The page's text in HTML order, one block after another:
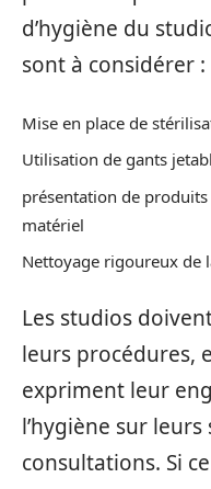
d’hygiène du
sont à considérer :
Mise en place de
Utilisation de gants
présentation de
matériel
Nettoyage rigoureux de
Les studios
leurs procédures,
expriment leur
l’hygiène sur
consultations. Si